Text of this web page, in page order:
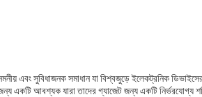
এবং সুবিধাজনক সমাধান যা বিশ্বজুড়ে ইলেকট্রনিক
একটি আবশ্যক যারা তাদের গ্যাজেট জন্য একটি নির্ভরযোগ্য